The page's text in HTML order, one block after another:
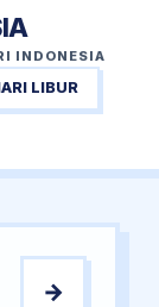
INDONESIA
LIBUR
→